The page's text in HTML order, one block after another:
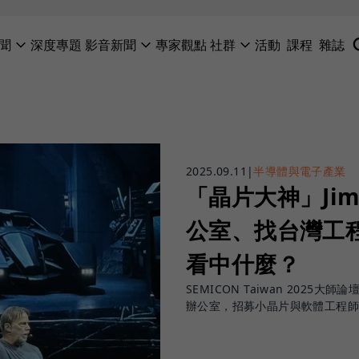
深度專題 影音新聞 專家觀點社群 活動 課程 雜誌
2025.09.11 |半導體與電子產業
「晶片大神」
公室、找台灣
看中什麼？
SEMICON Taiwan 2025大師論
辦公室，招募小晶片與軟體工程